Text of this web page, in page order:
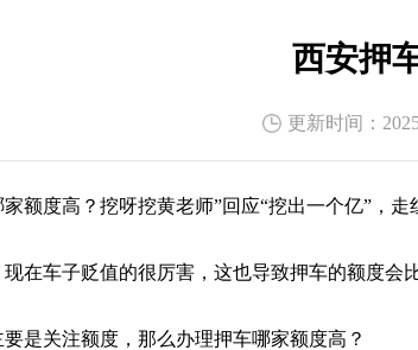
西安押
更新时间：
度高？挖呀挖黄老师”回应“挖出一个亿”，走
在车子贬值的很厉害，这也导致押车的额度会
是关注额度，那么办理押车哪家额度高？